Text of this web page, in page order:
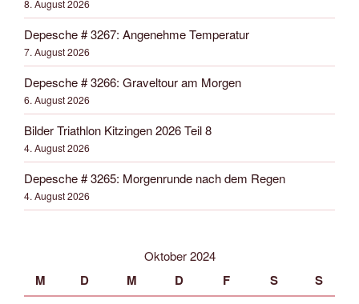
8. August 2026
Depesche # 3267: Angenehme Temperatur
7. August 2026
Depesche # 3266: Graveltour am Morgen
6. August 2026
Bilder Triathlon Kitzingen 2026 Teil 8
4. August 2026
Depesche # 3265: Morgenrunde nach dem Regen
4. August 2026
Oktober 2024
M D M D F S S